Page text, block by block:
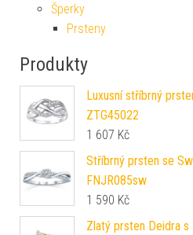
Šperky
Prsteny
Produkty
Luxusní stříbrný
ZTG45022
1 607 Kč
Stříbrný prsten se
FNJR085sw
1 590 Kč
Zlatý prsten Deidra